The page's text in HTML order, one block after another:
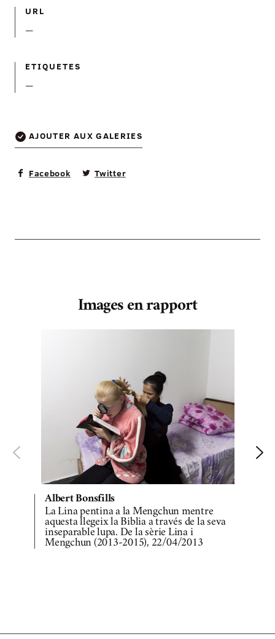
URL
—
ETIQUETES
—
AJOUTER AUX GALERIES
Facebook Twitter
Images en rapport
Albert Bonsfills
La Lina pentina a la Mengchun mentre
aquesta llegeix la Biblia a través de la seva
inseparable lupa. De la sèrie Lina i
Mengchun (2013-2015), 22/04/2013